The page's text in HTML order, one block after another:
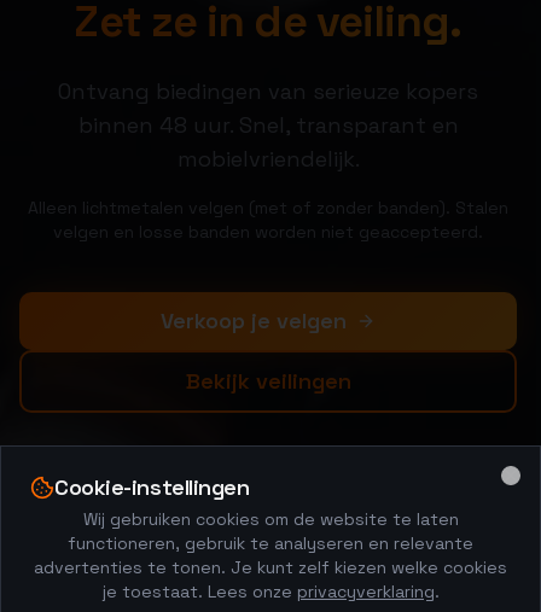
Zet ze in de veiling.
Ontvang biedingen van serieuze kopers
binnen 48 uur. Snel, transparant en
mobielvriendelijk.
Alleen lichtmetalen velgen (met of zonder banden). Stalen
velgen en losse banden worden niet geaccepteerd.
Verkoop je velgen
Bekijk veilingen
Cookie-instellingen
Wij gebruiken cookies om de website te laten
functioneren, gebruik te analyseren en relevante
advertenties te tonen. Je kunt zelf kiezen welke cookies
je toestaat. Lees onze privacyverklaring.